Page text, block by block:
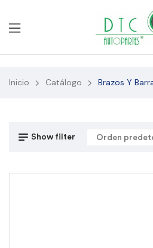
Inicio Catálogo Brazos Y
Show filter